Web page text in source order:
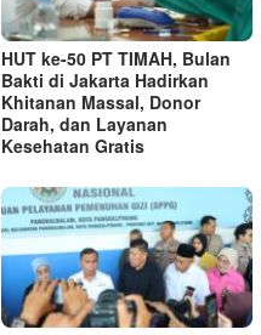
HUT ke-50 PT TIMAH, Bulan
Bakti di Jakarta Hadirkan
Khitanan Massal, Donor
Darah, dan Layanan
Kesehatan Gratis